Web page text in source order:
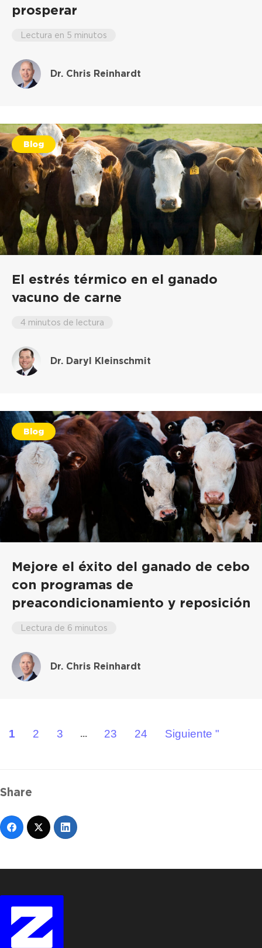
prosperar
Lectura en 5 minutos
Dr. Chris Reinhardt
Blog
El estrés térmico en el ganado
vacuno de carne
4 minutos de lectura
Dr. Daryl Kleinschmit
Blog
Mejore el éxito del ganado de cebo
con programas de
preacondicionamiento y reposición
Lectura de 6 minutos
Dr. Chris Reinhardt
1 2 3 ... 23 24 Siguiente "
Share